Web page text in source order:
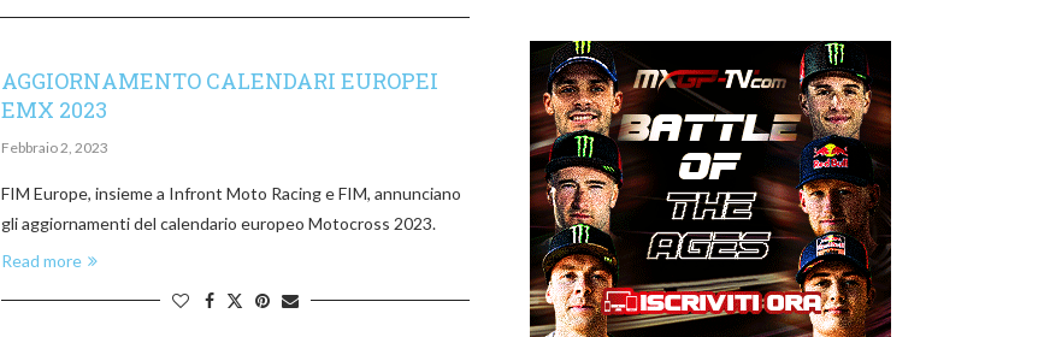
AGGIORNAMENTO CALENDARI EUROPEI
EMX 2023
Febbraio 2, 2023
FIM Europe, insieme a Infront Moto Racing e FIM, annunciano
gli aggiornamenti del calendario europeo Motocross 2023.
Read more